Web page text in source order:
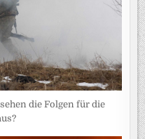
die Folgen für die